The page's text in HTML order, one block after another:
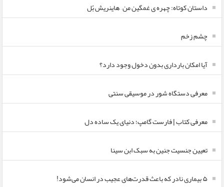
داستان کوتاه: چهره ی غمگین من – هاینریش بُل
چشم زخم
آیا امکان بارداری بدون دخول وجود دارد؟
معرفی دستگاه شور در موسیقی سنتی
معرفی کتاب | فارست گامپ؛ دنیای یک ساده دل
تعیین جنسیت جنین به سبک ابن سینا
۵ بیماری نادر که باعث قدرت‌های عجیب در انسان می‌شود!